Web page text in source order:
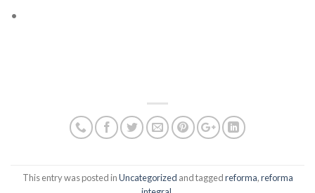
•
This entry was posted inUncategorized and taggedreforma,reforma